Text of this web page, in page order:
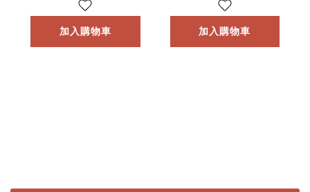
加入購物車 加入購物車